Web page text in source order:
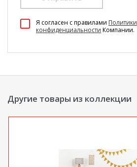
Я согласен c правилами Политики
конфиденциальности Компании.
Другие товары из коллекции